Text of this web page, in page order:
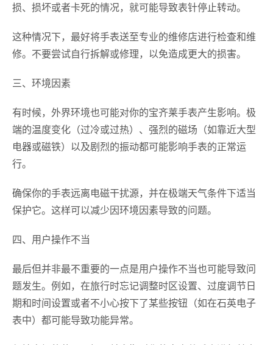
损、损坏或者卡死的情况，就可能导致表针停止转动。
这种情况下，最好将手表送至专业的维修店进行检查和维
修。不要尝试自行拆解或修理，以免造成更大的损害。
三、环境因素
有时候，外界环境也可能对你的宝齐莱手表产生影响。极
端的温度变化（过冷或过热）、强烈的磁场（如靠近大型
电器或磁铁）以及剧烈的振动都可能影响手表的正常运
行。
确保你的手表远离电磁干扰源，并在极端天气条件下适当
保护它。这样可以减少因环境因素导致的问题。
四、用户操作不当
最后但并非最不重要的一点是用户操作不当也可能导致问
题发生。例如，在旅行时忘记调整时区设置、过度调节日
期和时间设置或者不小心按下了某些按钮（如在石英电子
表中）都可能导致功能异常。